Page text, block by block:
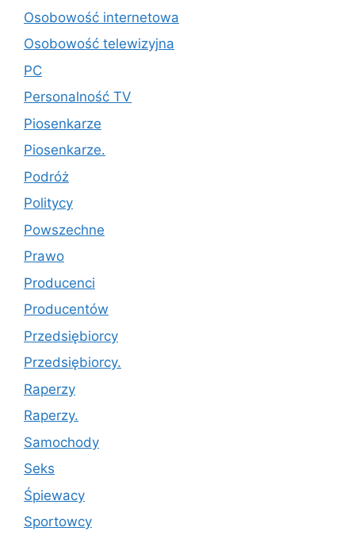
Osobowość internetowa
Osobowość telewizyjna
PC
Personalność TV
Piosenkarze
Piosenkarze.
Podróż
Politycy
Powszechne
Prawo
Producenci
Producentów
Przedsiębiorcy
Przedsiębiorcy.
Raperzy
Raperzy.
Samochody
Seks
Śpiewacy
Sportowcy